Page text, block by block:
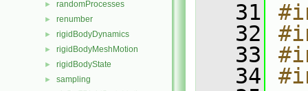
► randomProcesses
► renumber
► rigidBodyDynamics
► rigidBodyMeshMotion
► rigidBodyState
► sampling
   31
   32
   33
   34